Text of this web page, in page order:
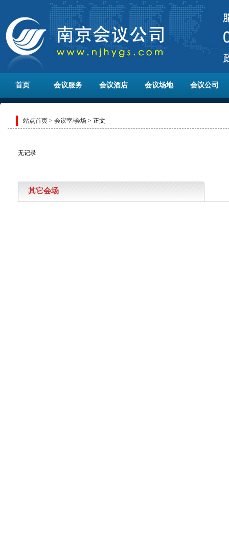
首页 会议服务 会议酒店 会议场地 会议公司
站点首页 > 会议室/会场 > 正文
无记录
其它会场